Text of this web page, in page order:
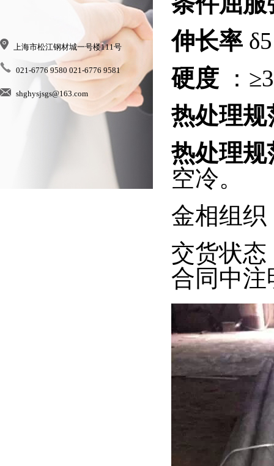
上海市松江钢材城一号楼111号
021-6776 9580 021-6776 9581
shghysjsgs@163.com
伸长率
硬度
：
热处理规
热处理规
空冷。
金相组
交货状
合同中